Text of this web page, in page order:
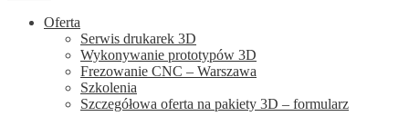
Oferta
Serwis drukarek 3D
Wykonywanie prototypów 3D
Frezowanie CNC – Warszawa
Szkolenia
Szczegółowa oferta na pakiety 3D – formularz